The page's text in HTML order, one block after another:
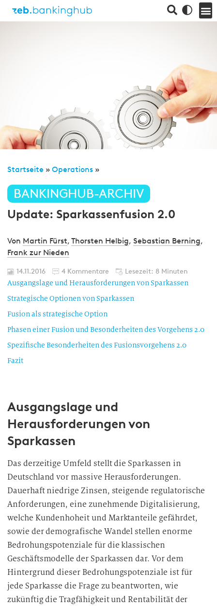
Startseite » Operations »
BANKINGHUB-ARCHIV
Update: Sparkassenfusion 2.0
Von Martin Fürst, Thorsten Helbig, Sebastian Berning,
Frank zur Nieden
14.11.2016 4 Kommentare Lesezeit: 8 Minuten
Ausgangslage und Herausforderungen von Sparkassen
Strategische Optionen von Sparkassen
Fusion als strategische Option
Phasen einer Fusion und Besonderheiten des Vorgehens 2.0
Spezifische Besonderheiten des Fusionsvorgehens 2.0
Fazit
Ausgangslage und
Herausforderungen von
Sparkassen
Das derzeitige Umfeld stellt die Sparkassen in
Deutschland vor massive Herausforderungen.
Dauerhaft niedrige Zinsen, steigende regulatorische
Anforderungen, eine zunehmende Digitalisierung,
welche Kundenhoheit und Marktanteile gefährdet,
sowie der demografische Wandel stellen enorme
Bedrohungspotenziale für die klassischen
Geschäftsmodelle der Sparkassen dar. Vor dem
Hintergrund dieser Bedrohungspotenziale ist für
jede Sparkasse die Frage zu beantworten, wie
zukünftig die Tragfähigkeit und Rentabilität der